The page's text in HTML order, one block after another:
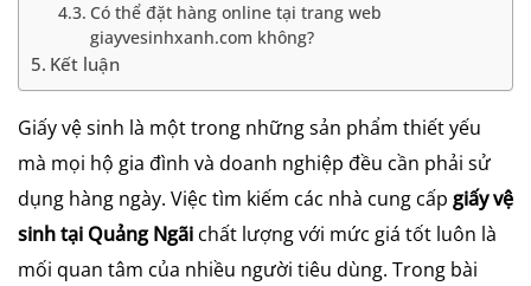
Có thể đặt hàng online tại trang web
giayvesinhxanh.com không?
Kết luận
Giấy vệ sinh là một trong những sản phẩm thiết yếu
mà mọi hộ gia đình và doanh nghiệp đều cần phải sử
dụng hàng ngày. Việc tìm kiếm các nhà cung cấp giấy vệ
sinh tại Quảng Ngãi chất lượng với mức giá tốt luôn là
mối quan tâm của nhiều người tiêu dùng. Trong bài